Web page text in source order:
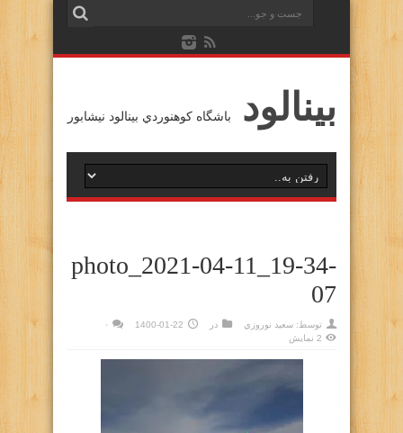
بينالود باشگاه كوهنوردي بينالود نيشابور
photo_2021-04-11_19-34-
07
توسط: سعيد نوروزي در 1400-01-22
۰
2 نمایش